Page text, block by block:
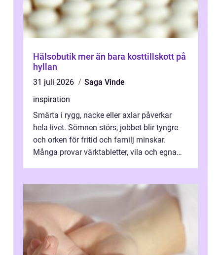
Hälsobutik mer än bara kosttillskott på
hyllan
31 juli 2026
Saga Vinde
inspiration
Smärta i rygg, nacke eller axlar påverkar
hela livet. Sömnen störs, jobbet blir tyngre
och orken för fritid och familj minskar.
Många provar värktabletter, vila och egna